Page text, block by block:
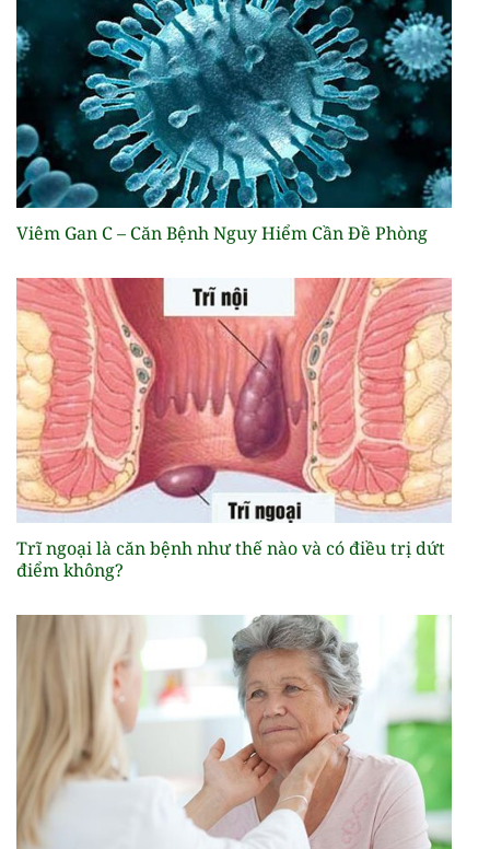
Viêm Gan C – Căn Bệnh Nguy Hiểm Cần Đề Phòng
Trĩ ngoại là căn bệnh như thế nào và có điều trị dứt
điểm không?